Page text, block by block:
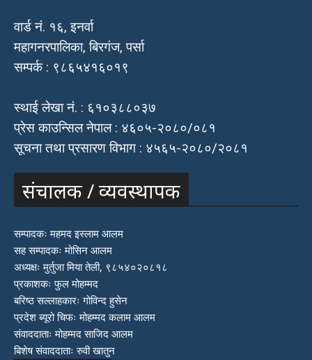
वार्ड नं. १६, इनर्वा
महागनरपालिका, बिरगंज, पर्सा
सम्पर्क : ९८६५४१६०१९
स्थाई लेखा नं. : ६१०३८८०३७
प्रेस काउन्सिल नेपाल : ४६०५-२०८०/०८१
सूचना तथा प्रसारण विभाग : ४५६५-२०८०/२०८१
संचालक / व्यवस्थापक
सम्पादकः महमद इस्लाम आलम
सह सम्पादकः मोसिन आलम
अध्यक्षः मुर्तुजा मिया तेली, ९८५४०२०८१८
प्रकाशकः फुल मोहम्मद
बरिष्ठ सल्लाहकारः गोविन्द हुसेन
प्रदेश ब्यूरो चिफः मोहम्मद कलाम आलम
संवाददाताः मोहम्मद साजिद आलम
बिशेष संवाददाताः रुवी खातुन